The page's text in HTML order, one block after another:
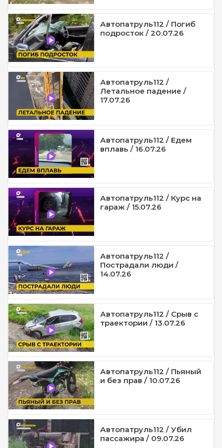
Автопатруль112 / Погиб
подросток / 20.07.26
Автопатруль112 /
Летальное падение /
17.07.26
Автопатруль112 / Едем
вплавь / 16.07.26
Автопатруль112 / Курс на
гараж / 15.07.26
Автопатруль112 /
Пострадали люди /
14.07.26
Автопатруль112 / Срыв с
траектории / 13.07.26
Автопатруль112 / Пьяный
и без прав / 10.07.26
Автопатруль112 / Убил
пассажира / 09.07.26